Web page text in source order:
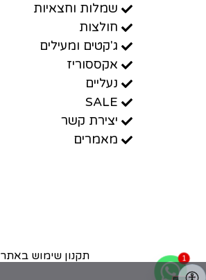
שמלות וחצאיות
חולצות
ג'קטים ומעילים
אקססוריז
נעליים
SALE
יצירת קשר
מאמרים
תקנון שימוש באתר 1